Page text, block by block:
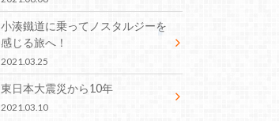
小湊鐵道に乗ってノスタルジーを
感じる旅へ！
2021.03.25
東日本大震災から10年
2021.03.10